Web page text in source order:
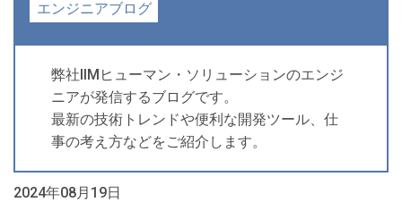
エンジニアブログ
弊社IIMヒューマン・ソリューションのエンジ
ニアが発信するブログです。
最新の技術トレンドや便利な開発ツール、仕
事の考え方などをご紹介します。
2024年08月19日